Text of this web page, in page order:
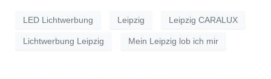
LED Lichtwerbung Leipzig Leipzig CARALUX
Lichtwerbung Leipzig Mein Leipzig lob ich mir